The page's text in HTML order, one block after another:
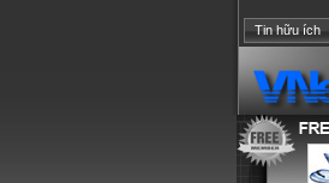
Tin hữu ích